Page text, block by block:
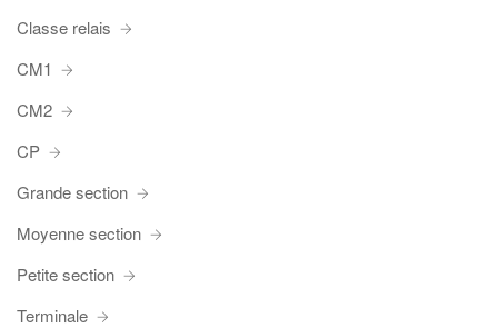
Classe relais
CM1
CM2
CP
Grande section
Moyenne section
Petite section
Terminale